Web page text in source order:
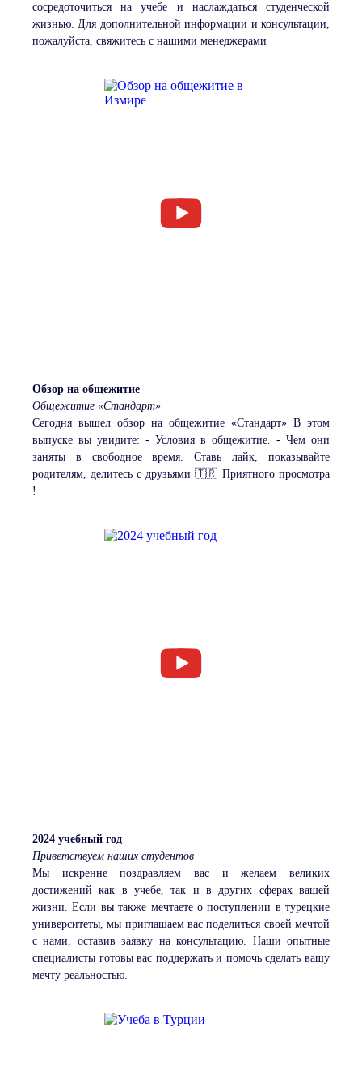
сосредоточиться на учебе и наслаждаться студенческой
жизнью. Для дополнительной информации и консультации,
пожалуйста, свяжитесь с нашими менеджерами
Обзор на общежитие
Общежитие «Стандарт»
Сегодня вышел обзор на общежитие «Стандарт» В этом
выпуске вы увидите: - Условия в общежитие. - Чем они
заняты в свободное время. Ставь лайк, показывайте
родителям, делитесь с друзьями 🇹🇷 Приятного просмотра
!
2024 учебный год
Приветствуем наших студентов
Мы искренне поздравляем вас и желаем великих
достижений как в учебе, так и в других сферах вашей
жизни. Если вы также мечтаете о поступлении в турецкие
университеты, мы приглашаем вас поделиться своей мечтой
с нами, оставив заявку на консультацию. Наши опытные
специалисты готовы вас поддержать и помочь сделать вашу
мечту реальностью.